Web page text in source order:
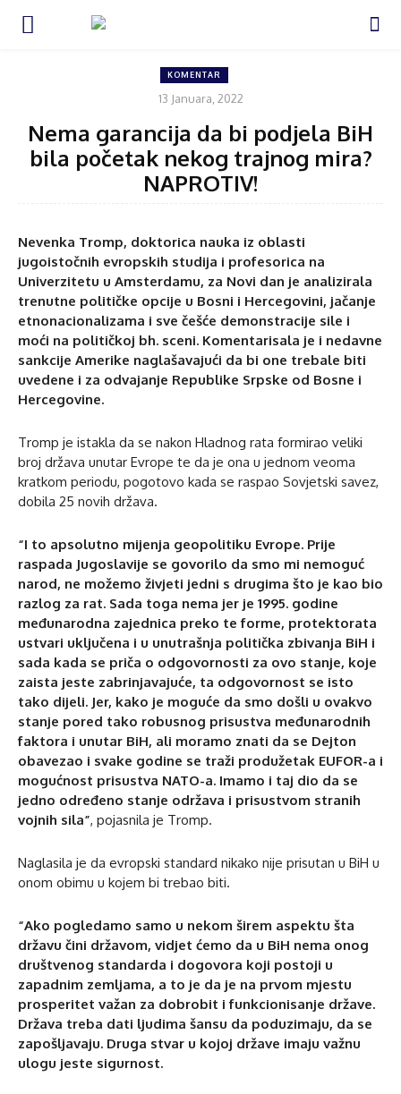
KOMENTAR
13 Januara, 2022
Nema garancija da bi podjela BiH
bila početak nekog trajnog mira?
NAPROTIV!
Nevenka Tromp, doktorica nauka iz oblasti
jugoistočnih evropskih studija i profesorica na
Univerzitetu u Amsterdamu, za Novi dan je analizirala
trenutne političke opcije u Bosni i Hercegovini, jačanje
etnonacionalizama i sve češće demonstracije sile i
moći na političkoj bh. sceni. Komentarisala je i nedavne
sankcije Amerike naglašavajući da bi one trebale biti
uvedene i za odvajanje Republike Srpske od Bosne i
Hercegovine.
Tromp je istakla da se nakon Hladnog rata formirao veliki
broj država unutar Evrope te da je ona u jednom veoma
kratkom periodu, pogotovo kada se raspao Sovjetski savez,
dobila 25 novih država.
“I to apsolutno mijenja geopolitiku Evrope. Prije
raspada Jugoslavije se govorilo da smo mi nemoguć
narod, ne možemo živjeti jedni s drugima što je kao bio
razlog za rat. Sada toga nema jer je 1995. godine
međunarodna zajednica preko te forme, protektorata
ustvari uključena i u unutrašnja politička zbivanja BiH i
sada kada se priča o odgovornosti za ovo stanje, koje
zaista jeste zabrinjavajuće, ta odgovornost se isto
tako dijeli. Jer, kako je moguće da smo došli u ovakvo
stanje pored tako robusnog prisustva međunarodnih
faktora i unutar BiH, ali moramo znati da se Dejton
obavezao i svake godine se traži produžetak EUFOR-a i
mogućnost prisustva NATO-a. Imamo i taj dio da se
jedno određeno stanje održava i prisustvom stranih
vojnih sila”, pojasnila je Tromp.
Naglasila je da evropski standard nikako nije prisutan u BiH u
onom obimu u kojem bi trebao biti.
“Ako pogledamo samo u nekom širem aspektu šta
državu čini državom, vidjet ćemo da u BiH nema onog
društvenog standarda i dogovora koji postoji u
zapadnim zemljama, a to je da je na prvom mjestu
prosperitet važan za dobrobit i funkcionisanje države.
Država treba dati ljudima šansu da poduzimaju, da se
zapošljavaju. Druga stvar u kojoj države imaju važnu
ulogu jeste sigurnost.